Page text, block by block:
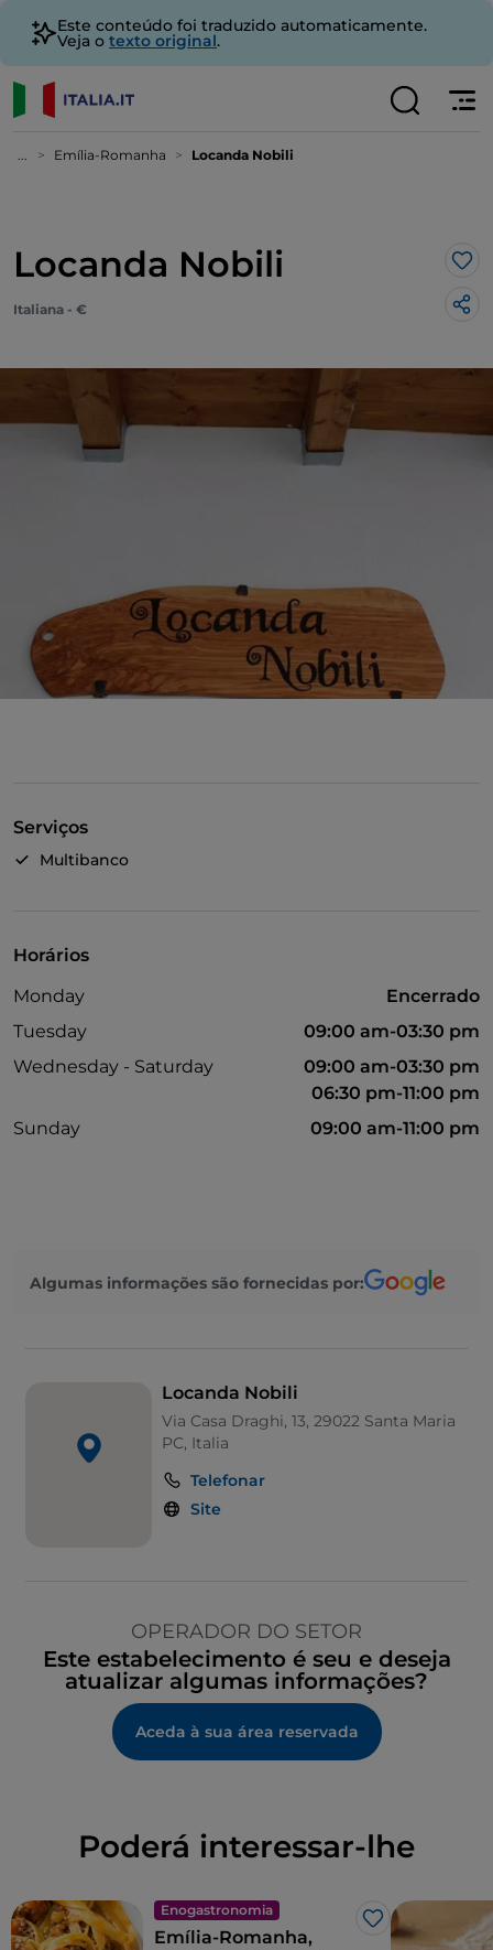
Este conteúdo foi traduzido automaticamente.
Veja o texto original.
... Emília-Romanha Locanda Nobili
Locanda Nobili
Italiana - €
Serviços
Multibanco
Horários
Monday
Encerrado
Tuesday
09:00 am-03:30 pm
Wednesday - Saturday
09:00 am-03:30 pm
06:30 pm-11:00 pm
Sunday
09:00 am-11:00 pm
Algumas informações são fornecidas por:
Locanda Nobili
Via Casa Draghi, 13, 29022 Santa Maria
PC, Italia
Telefonar
Site
OPERADOR DO SETOR
Este estabelecimento é seu e deseja
atualizar algumas informações?
Aceda à sua área reservada
Poderá interessar-lhe
Enogastronomia
Gosto
Emília-Romanha,